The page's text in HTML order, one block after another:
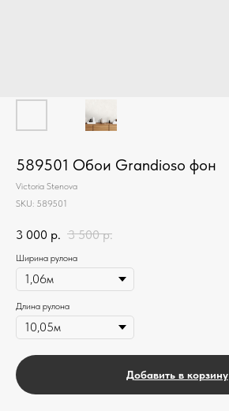
589501 Обои Grandioso фон
Victoria Stenova
SKU: 589501
3 000 р. 3 500 р.
Ширина рулона
Длина рулона
Добавить в корзину